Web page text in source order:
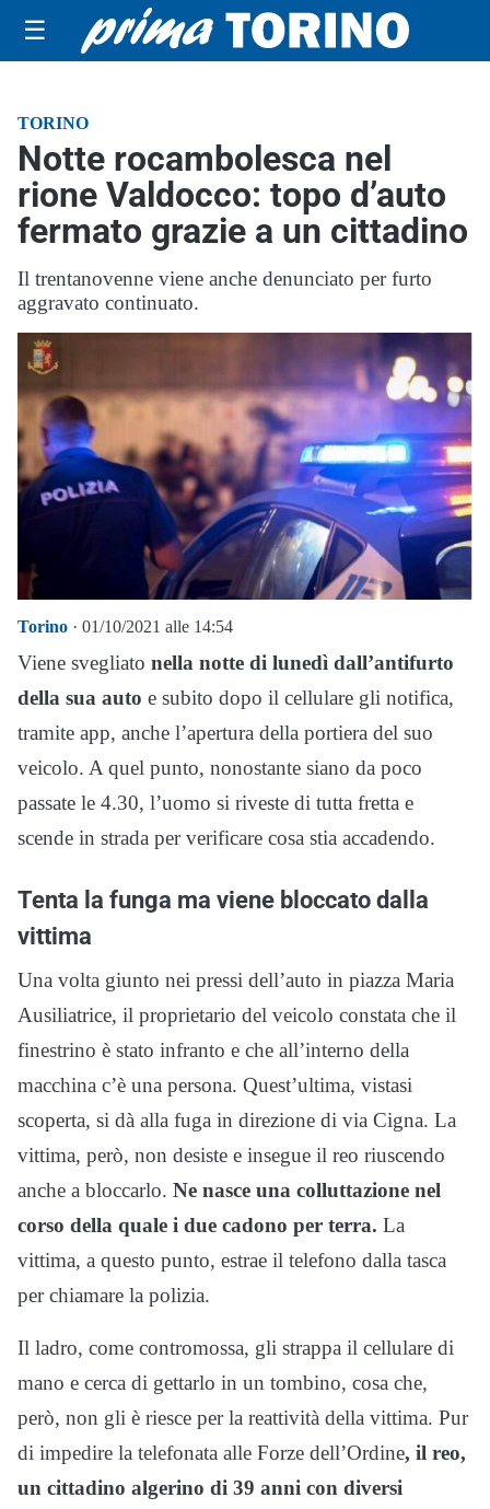
☰
TORINO
Notte rocambolesca nel
rione Valdocco: topo d’auto
fermato grazie a un cittadino
Il trentanovenne viene anche denunciato per furto
aggravato continuato.
Torino · 01/10/2021 alle 14:54
Viene svegliato nella notte di lunedì dall’antifurto
della sua auto e subito dopo il cellulare gli notifica,
tramite app, anche l’apertura della portiera del suo
veicolo. A quel punto, nonostante siano da poco
passate le 4.30, l’uomo si riveste di tutta fretta e
scende in strada per verificare cosa stia accadendo.
Tenta la funga ma viene bloccato dalla
vittima
Una volta giunto nei pressi dell’auto in piazza Maria
Ausiliatrice, il proprietario del veicolo constata che il
finestrino è stato infranto e che all’interno della
macchina c’è una persona. Quest’ultima, vistasi
scoperta, si dà alla fuga in direzione di via Cigna. La
vittima, però, non desiste e insegue il reo riuscendo
anche a bloccarlo. Ne nasce una colluttazione nel
corso della quale i due cadono per terra. La
vittima, a questo punto, estrae il telefono dalla tasca
per chiamare la polizia.
Il ladro, come contromossa, gli strappa il cellulare di
mano e cerca di gettarlo in un tombino, cosa che,
però, non gli è riesce per la reattività della vittima. Pur
di impedire la telefonata alle Forze dell’Ordine, il reo,
un cittadino algerino di 39 anni con diversi